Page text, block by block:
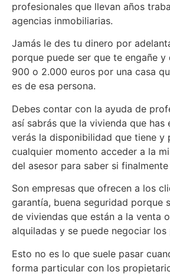
profesionales que llevan años
agencias inmobiliarias.
Jamás le des tu dinero por
porque puede ser que te engañe y
900 o 2.000 euros por una casa
es de esa persona.
Debes contar con la ayuda de
así sabrás que la vivienda que has
verás la disponibilidad que tiene y
cualquier momento acceder a la
del asesor para saber si
Son empresas que ofrecen a los
garantía, buena seguridad porque
de viviendas que están a la venta
alquiladas y se puede negociar los
Esto no es lo que suele pasar
forma particular con los